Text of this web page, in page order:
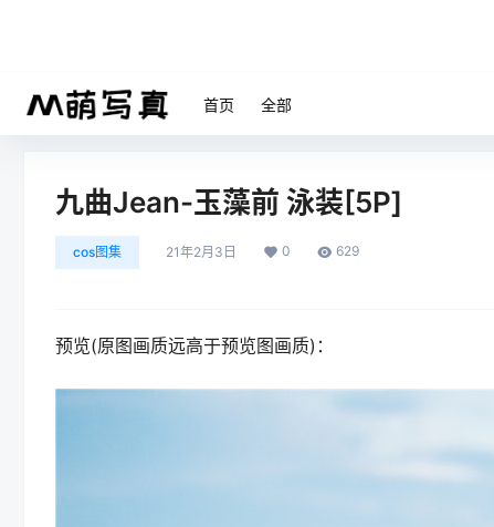
首页 全部
九曲Jean-玉藻前 泳装[5P]
cos图集 21年2月3日 0 629
预览(原图画质远高于预览图画质)：